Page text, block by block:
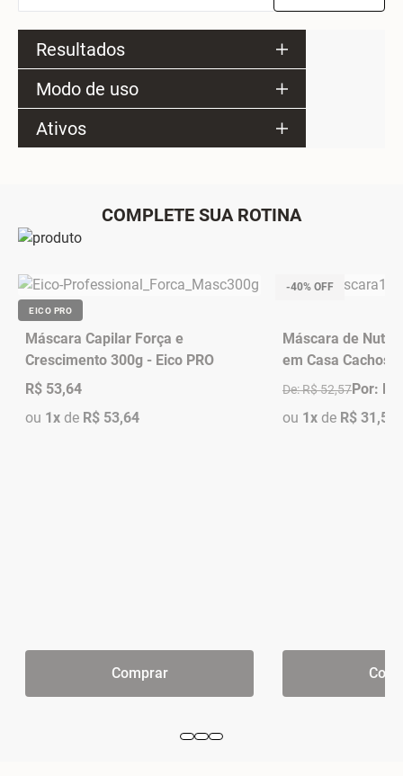
Resultados
Modo de uso
Ativos
COMPLETE SUA ROTINA
EICO PRO
Máscara Capilar Força e
Crescimento 300g - Eico PRO
R$ 53,64
ou 1x de R$ 53,64
Comprar
-40% OFF
Máscara de
em Casa Cachos
De: R$ 52,57Por:
ou 1x de R$ 31,54